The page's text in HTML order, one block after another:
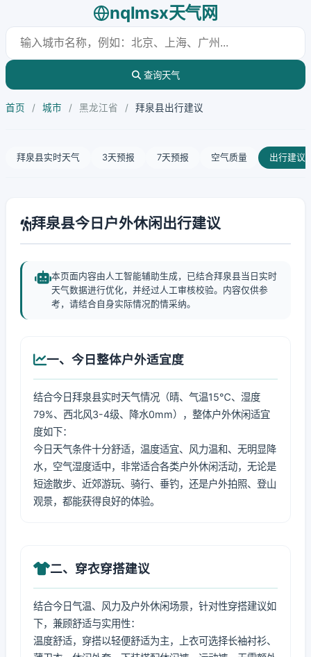
nqlmsx天气网
查询天气
首页 / 城市 / 黑龙江省 / 拜泉县出行建议
拜泉县实时天气 3天预报 7天预报 空气质量 出行建议
拜泉县今日户外休闲出行建议
本页面内容由人工智能辅助生成，已结合拜泉县当日实时
天气数据进行优化，并经过人工审核校验。内容仅供参
考，请结合自身实际情况酌情采纳。
一、今日整体户外适宜度
结合今日拜泉县实时天气情况（晴、气温15℃、湿度
79%、西北风3-4级、降水0mm），整体户外休闲适宜
度如下：
今日天气条件十分舒适，温度适宜、风力温和、无明显降
水，空气湿度适中，非常适合各类户外休闲活动，无论是
短途散步、近郊游玩、骑行、垂钓，还是户外拍照、登山
观景，都能获得良好的体验。
二、穿衣穿搭建议
结合今日气温、风力及户外休闲场景，针对性穿搭建议如
下，兼顾舒适与实用性：
温度舒适，穿搭以轻便舒适为主，上衣可选择长袖衬衫、